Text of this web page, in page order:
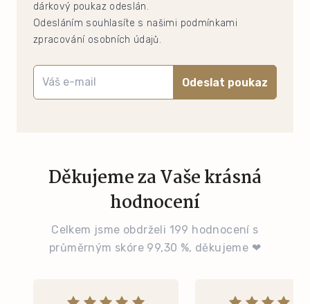
dárkový poukaz odeslán.
Odesláním souhlasíte s našimi podmínkami
zpracování osobních údajů.
Odeslat poukaz
Děkujeme za Vaše krásná
hodnocení
Celkem jsme obdrželi 199 hodnocení s
průměrným skóre 99,30 %, děkujeme ❤